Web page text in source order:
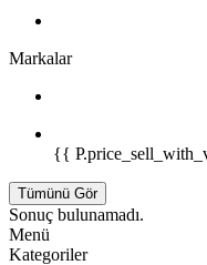
Markalar
{{
Tümünü Gör
Sonuç bulunamadı.
Menü
Kategoriler